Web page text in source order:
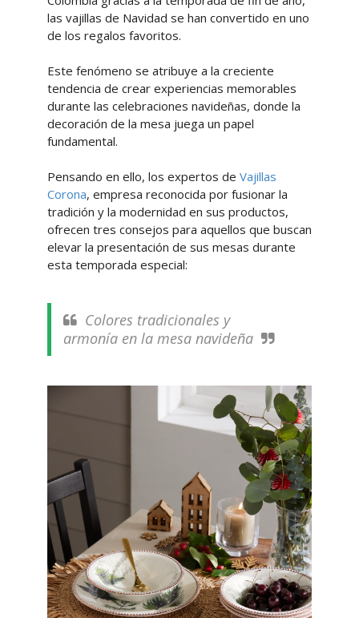
las vajillas de Navidad se han convertido en uno
de los regalos favoritos.
Este fenómeno se atribuye a la creciente
tendencia de crear experiencias memorables
durante las celebraciones navideñas, donde la
decoración de la mesa juega un papel
fundamental.
Pensando en ello, los expertos de Vajillas
Corona, empresa reconocida por fusionar la
tradición y la modernidad en sus productos,
ofrecen tres consejos para aquellos que buscan
elevar la presentación de sus mesas durante
esta temporada especial:
Colores tradicionales y
armonía en la mesa navideña